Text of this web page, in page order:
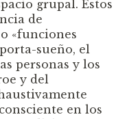
grupal. Estos
de
«funciones
sueño, el
personas y los
y del
en los